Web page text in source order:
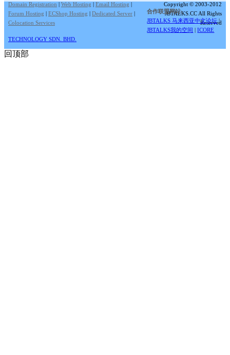
Domain Registration | Web Hosting | Email Hosting |
Forum Hosting | ECShop Hosting | Dedicated Server |
Colocation Services
Copyright © 2003-2012
JBTALKS.CC All Rights
Reserved
合作联盟网站:
JBTALKS 马来西亚中文论坛 |
JBTALKS我的空间 |ICORE
TECHNOLOGY SDN. BHD.
回顶部